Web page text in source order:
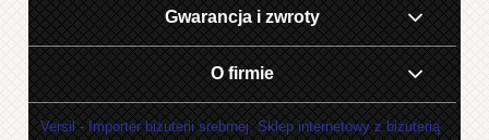
Gwarancja i zwroty
O firmie
Versil - Importer biżuterii srebrnej. Sklep internetowy z biżuterią